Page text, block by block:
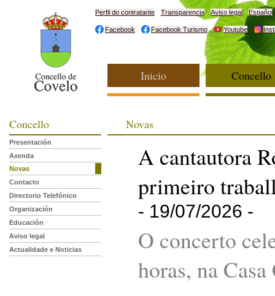
Perfil do contratante Transparencia Aviso legal Español
Facebook Facebook Turismo Youtube
Inicio Concello
Concello
Presentación
Axenda
Novas
Contacto
Directorio Telefónico
Organización
Educación
Aviso legal
Actualidade e Noticias
Novas
A cantautora
primeiro
- 19/07/2026 -
O concerto
horas, na